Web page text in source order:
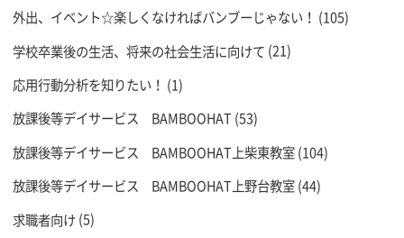
外出、イベント☆楽しくなければバンブーじゃない！ (105)
学校卒業後の生活、将来の社会生活に向けて (21)
応用行動分析を知りたい！ (1)
放課後等デイサービス BAMBOOHAT(53)
放課後等デイサービス BAMBOOHAT上柴東教室(104)
放課後等デイサービス BAMBOOHAT上野台教室(44)
求職者向け(5)